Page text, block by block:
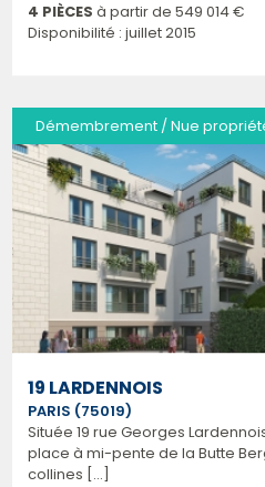
4 PIÈCES à partir de 549 014 €
Disponibilité : juillet 2015
Démembrement / Nue
19 LARDENNOIS
PARIS (75019)
Située 19 rue Georges
place à mi-pente de la Butte
collines [...]